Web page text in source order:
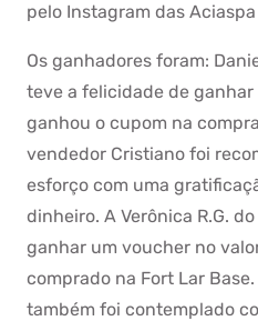
pelo Instagram das Aciaspa
Os ganhadores foram:
teve a felicidade de
ganhou o cupom na
vendedor Cristiano foi
esforço com uma
dinheiro. A Verônica R.G.
ganhar um voucher no
comprado na Fort Lar
também foi contemplado